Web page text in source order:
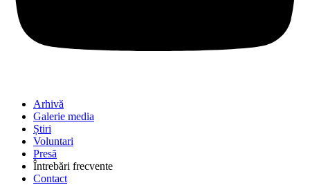
Arhivă
Galerie media
Știri
Voluntari
Presă
Întrebări frecvente
Contact